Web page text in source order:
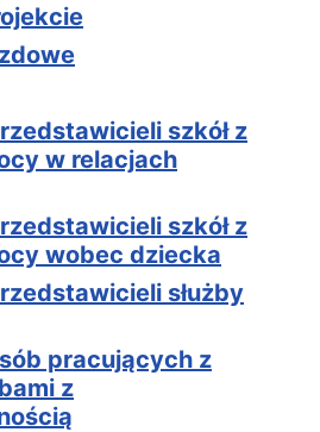
szkół z
w relacjach
szkół z
wobec dziecka
służby
pracujących z
z